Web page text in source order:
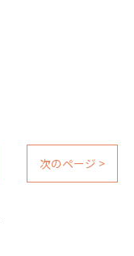
次のページ >